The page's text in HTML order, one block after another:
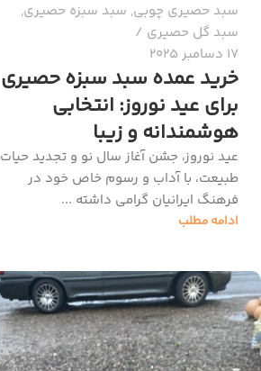
سبد حصیری چوبی, سبد سبزه حصیری,
سبد گل حصیری
17 دسامبر 2025
خرید عمده سبد سبزه حصیری
برای عید نوروز: انتخابی
هوشمندانه و زیبا
عید نوروز، جشن آغاز سال نو و تجدید حیات
طبیعت، با آداب و رسوم خاص خود در
فرهنگ ایرانیان گرامی داشته ...
ادامه مطلب